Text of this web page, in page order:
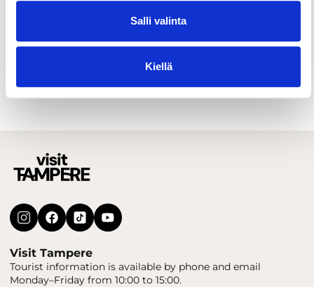
Salli valinta
Kiellä
Visit Tampere
Tourist information is available by phone and email
Monday–Friday from 10:00 to 15:00.